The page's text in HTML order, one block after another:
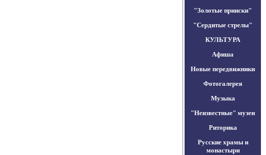
"Золотые прииски"
"Сердитые стрелы"
КУЛЬТУРА
Афиша
Новые передвижники
Фотогалерея
Музыка
"Неизвестные" музеи
Риторика
Русские храмы и
монастыри